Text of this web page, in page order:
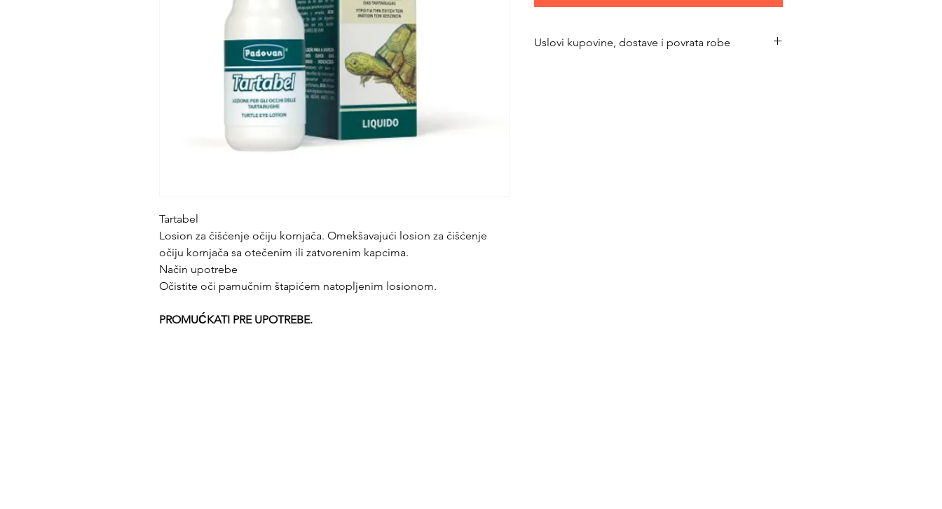
Tartabel
Losion za čišćenje očiju kornjača. Omekšavajući losion za čišćenje
očiju kornjača sa otečenim ili zatvorenim kapcima.
Način upotrebe
Očistite oči pamučnim štapićem natopljenim losionom.
PROMUĆKATI PRE UPOTREBE.
Uslovi kupovine, dostave i povrata robe